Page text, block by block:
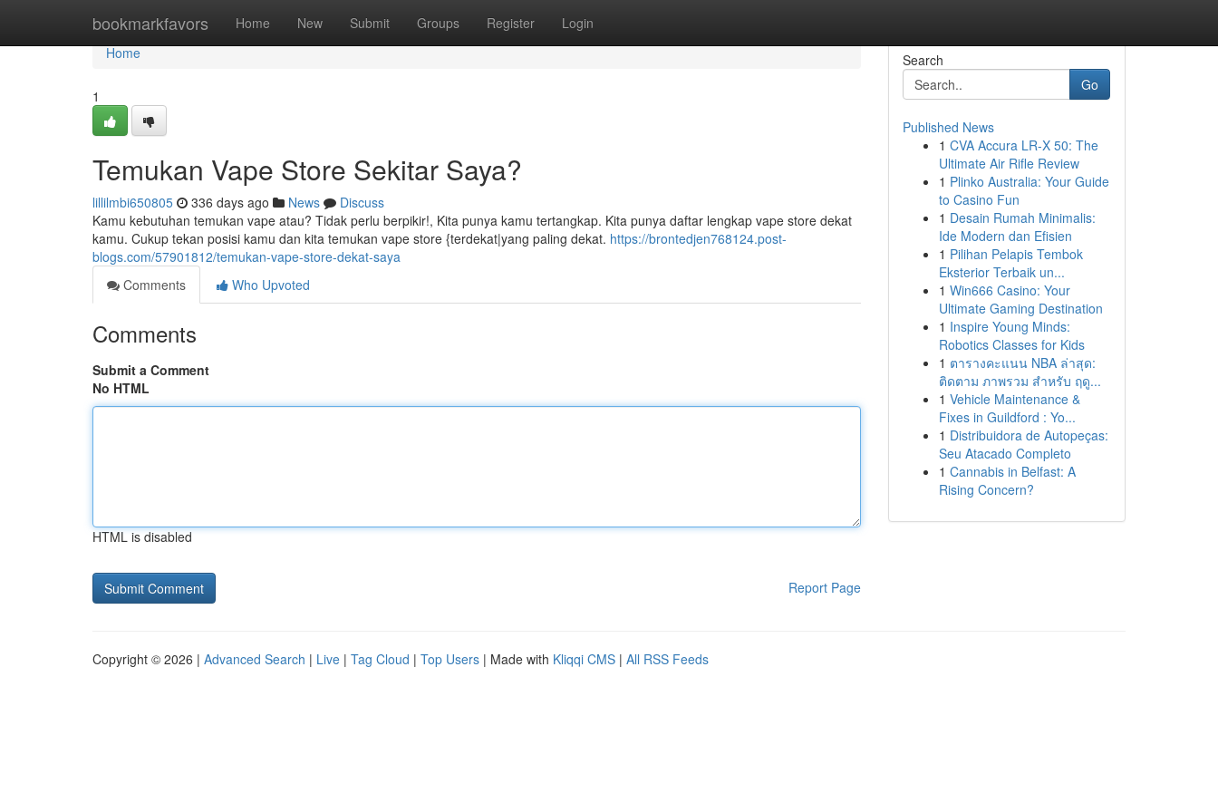
bookmarkfavors Home New Submit Groups Register Login
Home
Home
1
Temukan Vape Store Sekitar Saya?
lillilmbi650805 336 days ago News
Discuss
Kamu kebutuhan temukan vape atau? Tidak perlu berpikir!, Kita punya kamu tertangkap. Kita punya daftar lengkap vape store dekat
kamu. Cukup tekan posisi kamu dan kita temukan vape store {terdekat|yang paling dekat. https://brontedjen768124.post-
blogs.com/57901812/temukan-vape-store-dekat-saya
Comments
Who Upvoted
Comments
Submit a Comment
No HTML
HTML is disabled
Report Page
Search
Go
Published News
1 CVA Accura LR-X 50: The
Ultimate Air Rifle Review
1 Plinko Australia: Your Guide
to Casino Fun
1 Desain Rumah Minimalis:
Ide Modern dan Efisien
1 Pilihan Pelapis Tembok
Eksterior Terbaik un...
1 Win666 Casino: Your
Ultimate Gaming Destination
1 Inspire Young Minds:
Robotics Classes for Kids
1 ตารางคะแนน NBA ล่าสุด:
ติดตาม ภาพรวม สำหรับ ฤดู...
1 Vehicle Maintenance &
Fixes in Guildford : Yo...
1 Distribuidora de Autopeças:
Seu Atacado Completo
1 Cannabis in Belfast: A
Rising Concern?
Copyright © 2026 | Advanced Search | Live | Tag Cloud | Top Users | Made with Kliqqi CMS | All RSS Feeds